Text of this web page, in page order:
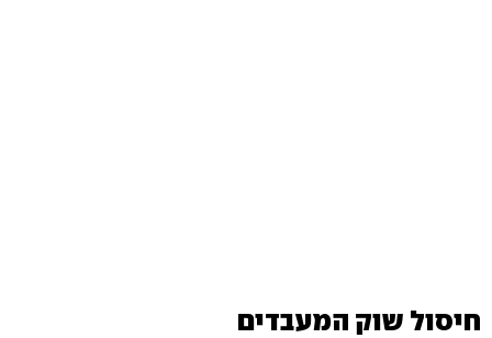
חיסול שוק המעבדים